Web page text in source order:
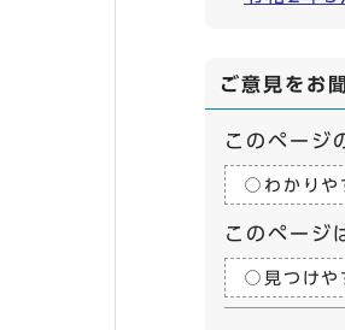
ご意見をお
このページ
わかりや
このページ
見つけや